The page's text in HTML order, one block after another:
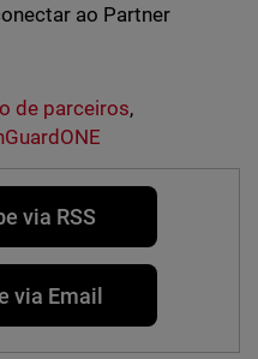
ao Partner
de parceiros,
via RSS
via Email